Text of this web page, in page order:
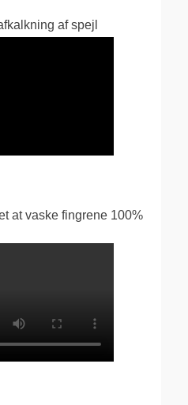
af spejl
at vaske fingrene 100%